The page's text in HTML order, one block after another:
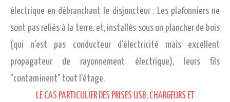
électrique en débranchant le disjoncteur : Les plafonniers ne
sont pas reliés à la terre, et, installés sous un plancher de bois
(qui n'est pas conducteur d'électricité mais excellent
propagateur de rayonnement électrique), leurs fils
"contaminent" tout l'étage.
LE CAS PARTICULIER DES PRISES USB, CHARGEURS ET